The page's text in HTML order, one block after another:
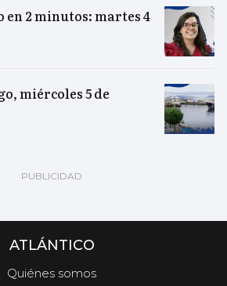
en 2 minutos: martes 4
miércoles 5 de
ATLÁNTICO
Quiénes somos